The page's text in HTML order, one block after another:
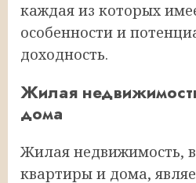
каждая из которых
особенности и
доходность.
Жилая
дома
Жилая недвижимость,
квартиры и дома,